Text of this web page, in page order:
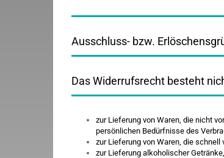
Ausschluss- bzw.
Das Widerrufsrecht besteht
zur Lieferung von Waren, die nicht
persönlichen Bedürfnisse des
zur Lieferung von Waren, die
zur Lieferung alkoholischer